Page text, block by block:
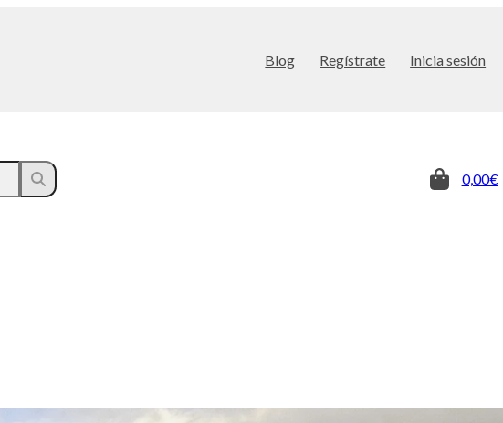
Blog Regístrate Inicia sesión
0,00€